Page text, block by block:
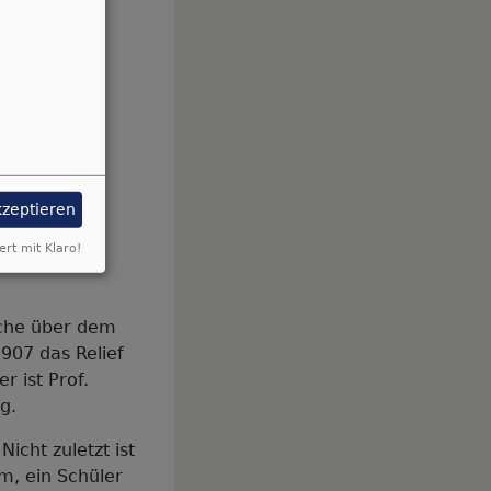
über dem
das Relief
ist Prof.
zuletzt ist
ein Schüler
mit Klaro!